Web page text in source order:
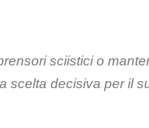
sciistici o
decisiva per il